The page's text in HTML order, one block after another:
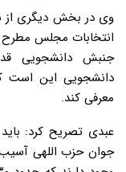
وی در بخش دیگری از
انتخابات مجلس
جنبش دانشجویی
دانشجویی این است
معرفی کند.
عبدی تصریح کرد:
جوان حزب اللهی